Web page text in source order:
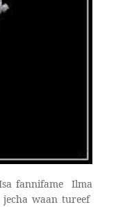
fannifame
Ilma
jecha waan tureef